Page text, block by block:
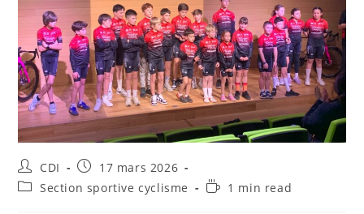
CDI
17 mars 2026
Section sportive cyclisme
1 min read